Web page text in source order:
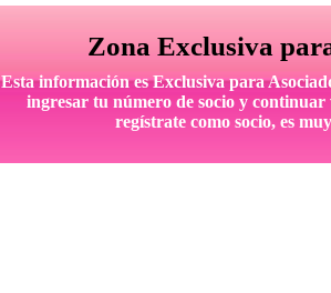
Esta información es Exclusiva para
ingresar tu número de socio y
regístrate como socio, es
Zona Exclusiva